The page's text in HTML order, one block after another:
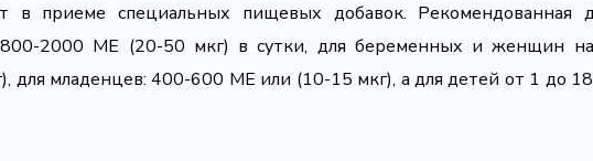
в приеме специальных пищевых добавок. Рекомендованная
2000 МЕ (20-50 мкг) в сутки, для беременных и женщин
для младенцев: 400-600 МЕ или (10-15 мкг), а для детей от 1 до